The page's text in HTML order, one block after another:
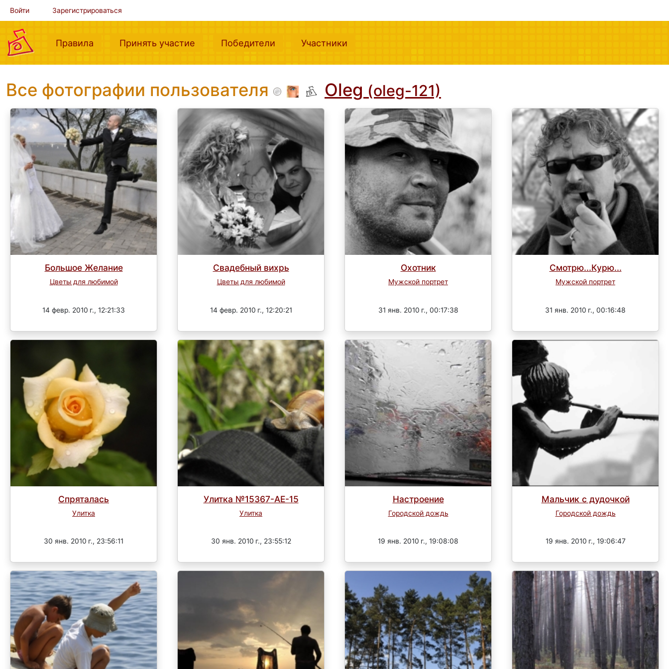
Войти Зарегистрироваться
Правила (current)Принять участие (current)Победители (current)Участники
Все фотографии пользователя Oleg (oleg-121)
Большое Желание
Цветы для любимой
14 февр. 2010 г., 12:21:33
Свадебный вихрь
Цветы для любимой
14 февр. 2010 г., 12:20:21
Охотник
Мужской портрет
31 янв. 2010 г., 00:17:38
Смотрю...Курю...
Мужской портрет
31 янв. 2010 г., 00:16:48
Спряталась
Улитка
30 янв. 2010 г., 23:56:11
Улитка №15367-АЕ-15
Улитка
30 янв. 2010 г., 23:55:12
Настроение
Городской дождь
19 янв. 2010 г., 19:08:08
Мальчик с дудочкой
Городской дождь
19 янв. 2010 г., 19:06:47